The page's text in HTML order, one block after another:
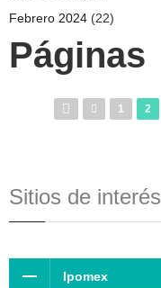
Febrero 2024 (22)
Páginas
1 2
Sitios de interés
Ipomex